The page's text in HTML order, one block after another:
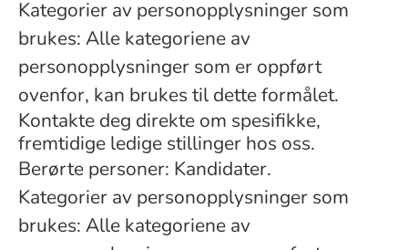
Kategorier av personopplysninger som
brukes: Alle kategoriene av
personopplysninger som er oppført
ovenfor, kan brukes til dette formålet.
Kontakte deg direkte om spesifikke,
fremtidige ledige stillinger hos oss.
Berørte personer: Kandidater.
Kategorier av personopplysninger som
brukes: Alle kategoriene av